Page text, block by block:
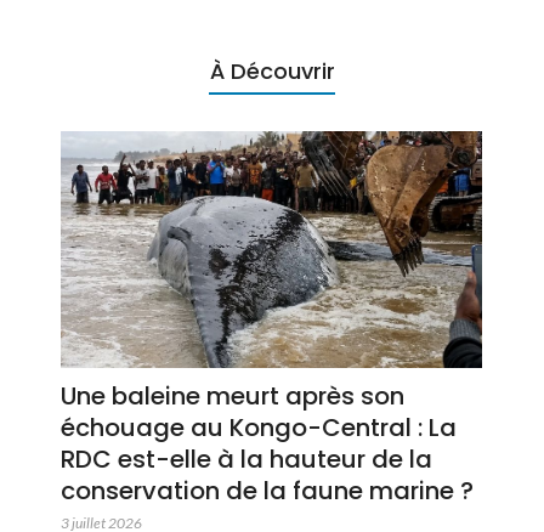
À Découvrir
Une baleine meurt après son
échouage au Kongo-Central : La
RDC est-elle à la hauteur de la
conservation de la faune marine ?
3 juillet 2026